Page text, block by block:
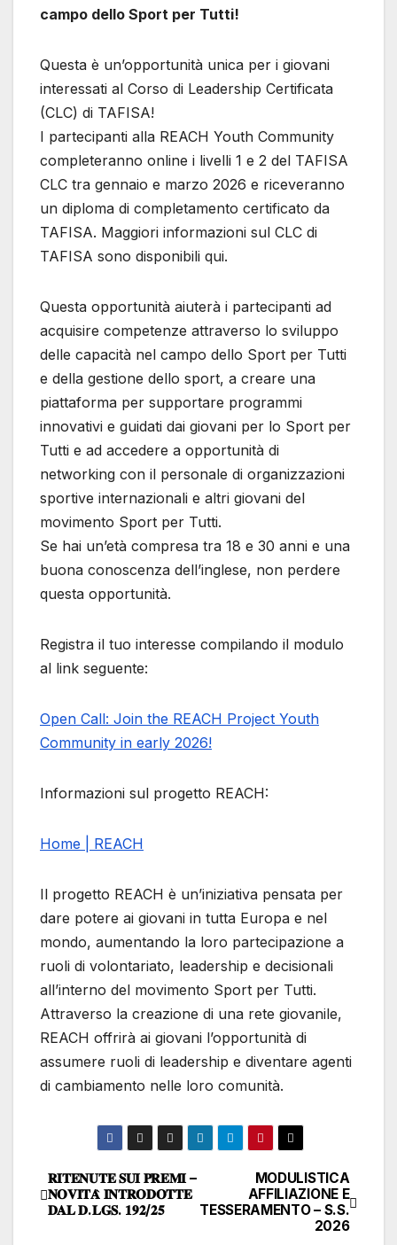
campo dello Sport per Tutti!
Questa è un’opportunità unica per i giovani
interessati al Corso di Leadership Certificata
(CLC) di TAFISA!
I partecipanti alla REACH Youth Community
completeranno online i livelli 1 e 2 del TAFISA
CLC tra gennaio e marzo 2026 e riceveranno
un diploma di completamento certificato da
TAFISA. Maggiori informazioni sul CLC di
TAFISA sono disponibili qui.
Questa opportunità aiuterà i partecipanti ad
acquisire competenze attraverso lo sviluppo
delle capacità nel campo dello Sport per Tutti
e della gestione dello sport, a creare una
piattaforma per supportare programmi
innovativi e guidati dai giovani per lo Sport per
Tutti e ad accedere a opportunità di
networking con il personale di organizzazioni
sportive internazionali e altri giovani del
movimento Sport per Tutti.
Se hai un’età compresa tra 18 e 30 anni e una
buona conoscenza dell’inglese, non perdere
questa opportunità.
Registra il tuo interesse compilando il modulo
al link seguente:
Open Call: Join the REACH Project Youth
Community in early 2026!
Informazioni sul progetto REACH:
Home | REACH
Il progetto REACH è un’iniziativa pensata per
dare potere ai giovani in tutta Europa e nel
mondo, aumentando la loro partecipazione a
ruoli di volontariato, leadership e decisionali
all’interno del movimento Sport per Tutti.
Attraverso la creazione di una rete giovanile,
REACH offrirà ai giovani l’opportunità di
assumere ruoli di leadership e diventare agenti
di cambiamento nelle loro comunità.
Navigazione
articoli
MODULISTICA
AFFILIAZIONE E
TESSERAMENTO – S.S.
2026
𝐑𝐈𝐓𝐄𝐍𝐔𝐓𝐄 𝐒𝐔𝐈 𝐏𝐑𝐄𝐌𝐈 –
𝐍𝐎𝐕𝐈𝐓𝐀̀ 𝐈𝐍𝐓𝐑𝐎𝐃𝐎𝐓𝐓𝐄
𝐃𝐀𝐋 𝐃.𝐋𝐆𝐒. 𝟏𝟗𝟐/𝟐𝟓